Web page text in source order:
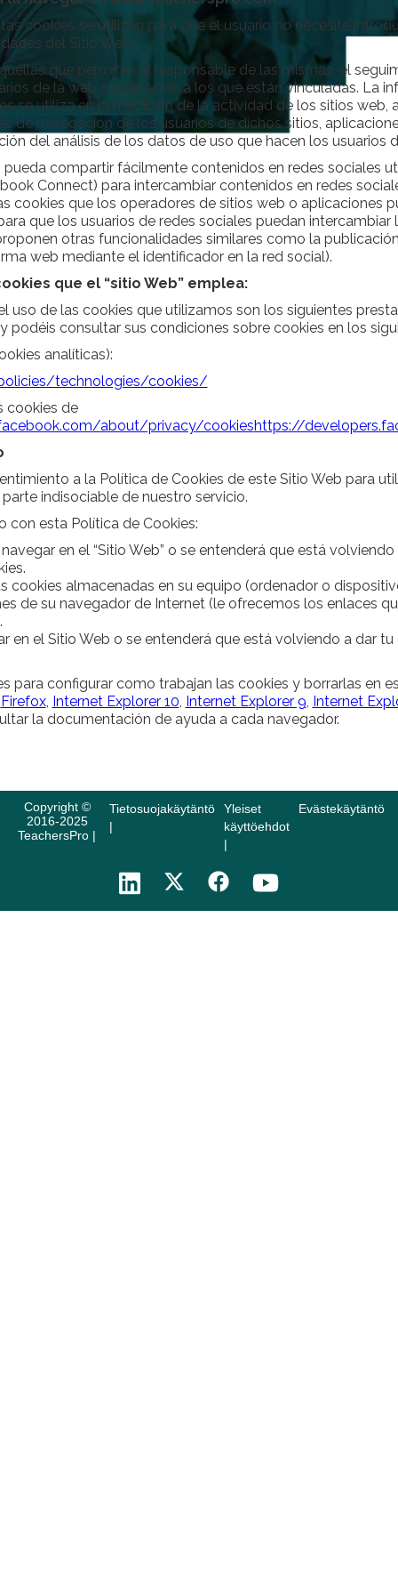
cookies se utilizan para que el usuario no necesite
del Sitio Web.
que permiten al responsable de las mismas, el
de la web o aplicación a los que están vinculadas. La
se utiliza en la medición de la actividad de los sitios web,
de navegación de los usuarios de dichos sitios,
del análisis de los datos de uso que hacen los usuarios
pueda compartir fácilmente contenidos en redes sociales
Connect) para intercambiar contenidos en redes
cookies que los operadores de sitios web o aplicaciones
que los usuarios de redes sociales puedan
otras funcionalidades similares como la
web mediante el identificador en la red social).
que el “sitio Web” emplea:
uso de las cookies que utilizamos son los siguientes
podéis consultar sus condiciones sobre cookies en los
analíticas):
technologies/cookies/
cookies de
about/privacy/cookieshttps://
a la Política de Cookies de este Sitio Web para
indisociable de nuestro servicio.
con esta Política de Cookies:
en el “Sitio Web” o se entenderá que está
cookies almacenadas en su equipo (ordenador o
de su navegador de Internet (le ofrecemos los enlaces
en el Sitio Web o se entenderá que está volviendo a dar
para configurar como trabajan las cookies y borrarlas en
Firefox, Internet Explorer 10, Internet Explorer 9, Internet
la documentación de ayuda a cada navegador.
Copyright ©
2016-2025
TeachersPro |
Tietosuojakäytäntö
|
Yleiset
käyttöehdot
|
Evästekäytäntö